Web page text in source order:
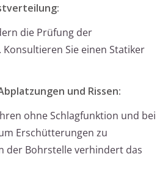
die Prüfung der
Sie einen Statiker
und Rissen:
ohne Schlagfunktion und bei
Erschütterungen zu
der Bohrstelle verhindert das